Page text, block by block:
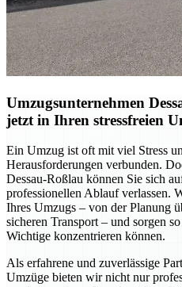
Umzugsunternehmen
jetzt in Ihren stressfreien
Ein Umzug ist oft mit viel Stress
Herausforderungen verbunden.
Dessau-Roßlau können Sie sich
professionellen Ablauf verlassen.
Ihres Umzugs – von der Planung
sicheren Transport – und sorgen
Wichtige konzentrieren können.
Als erfahrene und zuverlässige
Umzüge bieten wir nicht nur